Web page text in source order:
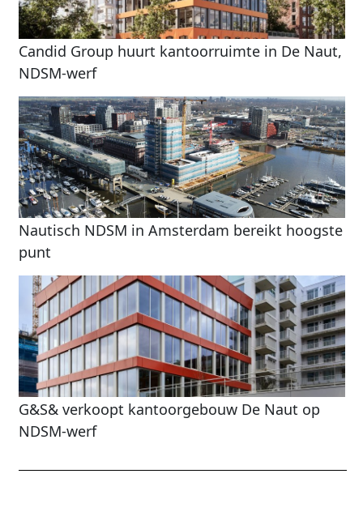
Candid Group huurt kantoorruimte in De Naut,
NDSM-werf
Nautisch NDSM in Amsterdam bereikt hoogste
punt
G&S& verkoopt kantoorgebouw De Naut op
NDSM-werf